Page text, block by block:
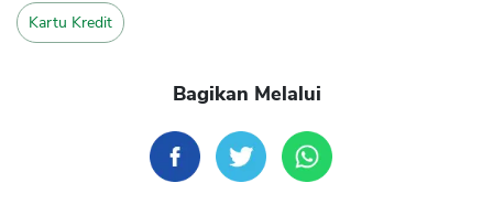
Kartu Kredit
Bagikan Melalui